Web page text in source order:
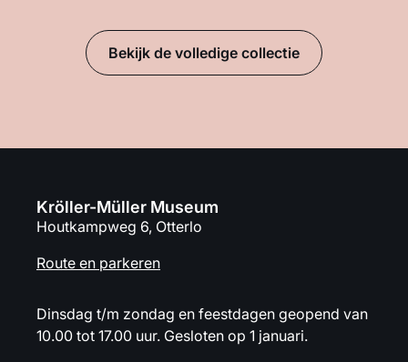
Bekijk de volledige collectie
Kröller-Müller Museum
Houtkampweg 6, Otterlo
Route en parkeren
Dinsdag t/m zondag en feestdagen geopend van
10.00 tot 17.00 uur. Gesloten op 1 januari.